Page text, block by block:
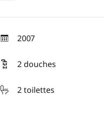
2007
année
2 douches
2 toilettes